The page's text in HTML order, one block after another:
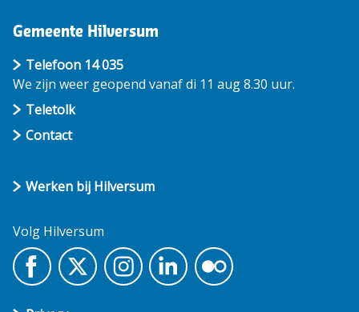
Gemeente Hilversum
Telefoon 14 035
We zijn weer geopend vanaf di 11 aug 8.30 uur.
Teletolk
Contact
Werken bij Hilversum
Volg Hilversum